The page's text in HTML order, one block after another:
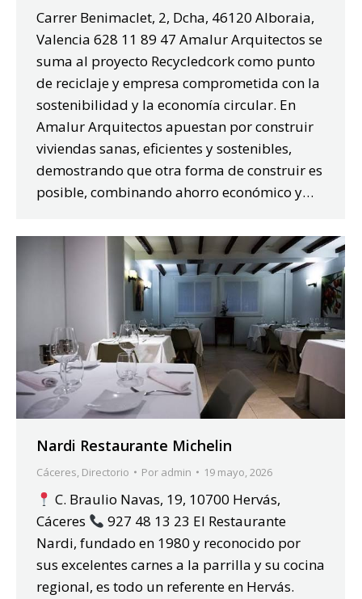
Carrer Benimaclet, 2, Dcha, 46120 Alboraia,
Valencia 628 11 89 47 Amalur Arquitectos se
suma al proyecto Recycledcork como punto
de reciclaje y empresa comprometida con la
sostenibilidad y la economía circular. En
Amalur Arquitectos apuestan por construir
viviendas sanas, eficientes y sostenibles,
demostrando que otra forma de construir es
posible, combinando ahorro económico y…
Nardi Restaurante Michelin
Cáceres, Directorio Por admin 19 mayo, 2026
C. Braulio Navas, 19, 10700 Hervás,
Cáceres
927 48 13 23 El Restaurante
Nardi, fundado en 1980 y reconocido por
sus excelentes carnes a la parrilla y su cocina
regional, es todo un referente en Hervás.